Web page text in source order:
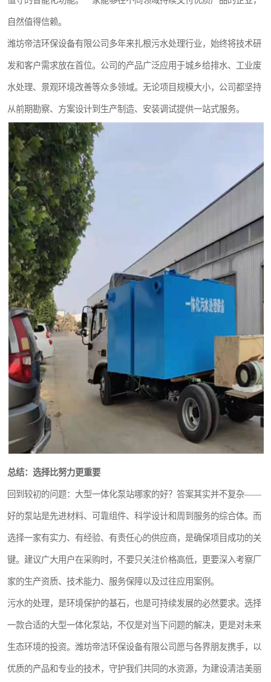
自然值得信赖。
潍坊帝洁环保设备有限公司多年来扎根污水处理行业，始终将技术研
发和客户需求放在首位。公司的产品广泛应用于城乡给排水、工业废
水处理、景观环境改善等众多领域。无论项目规模大小，公司都坚持
从前期勘察、方案设计到生产制造、安装调试提供一站式服务。
总结：选择比努力更重要
回到较初的问题：大型一体化泵站哪家的好？答案其实并不复杂——
好的泵站是先进材料、可靠组件、科学设计和周到服务的综合体。而
选择一家有实力、有经验、有责任心的供应商，是确保项目成功的关
键。建议广大用户在采购时，不要只关注价格高低，更要深入考察厂
家的生产资质、技术能力、服务保障以及过往应用案例。
污水的处理，是环境保护的基石，也是可持续发展的必然要求。选择
一款合适的大型一体化泵站，不仅是对当下问题的解决，更是对未来
生态环境的投资。潍坊帝洁环保设备有限公司愿与各界朋友携手，以
优质的产品和专业的技术，守护我们共同的水资源，为建设清洁美丽